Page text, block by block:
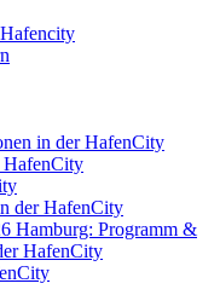
in der HafenCity
HafenCity
der HafenCity
Hamburg: Programm &
HafenCity